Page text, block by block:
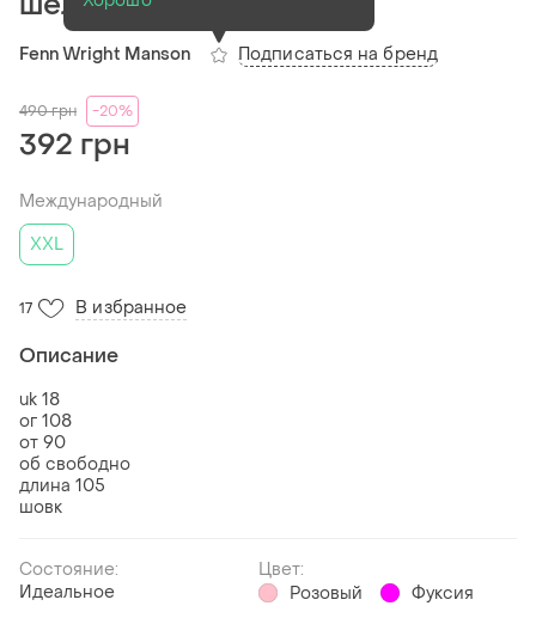
Fenn Wright Manson Подписаться на бренд
490грн -20%
392 грн
Международный
XXL
17 В избранное
Описание
uk 18
ог 108
от 90
об свободно
длина 105
шовк
Состояние:
Идеальное
Цвет:
Розовый
Фуксия